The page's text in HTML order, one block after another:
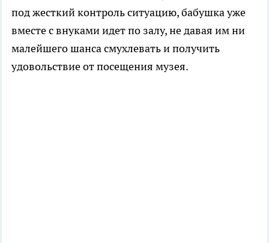
под жесткий контроль ситуацию, бабушка уже
вместе с внуками идет по залу, не давая им ни
малейшего шанса смухлевать и получить
удовольствие от посещения музея.